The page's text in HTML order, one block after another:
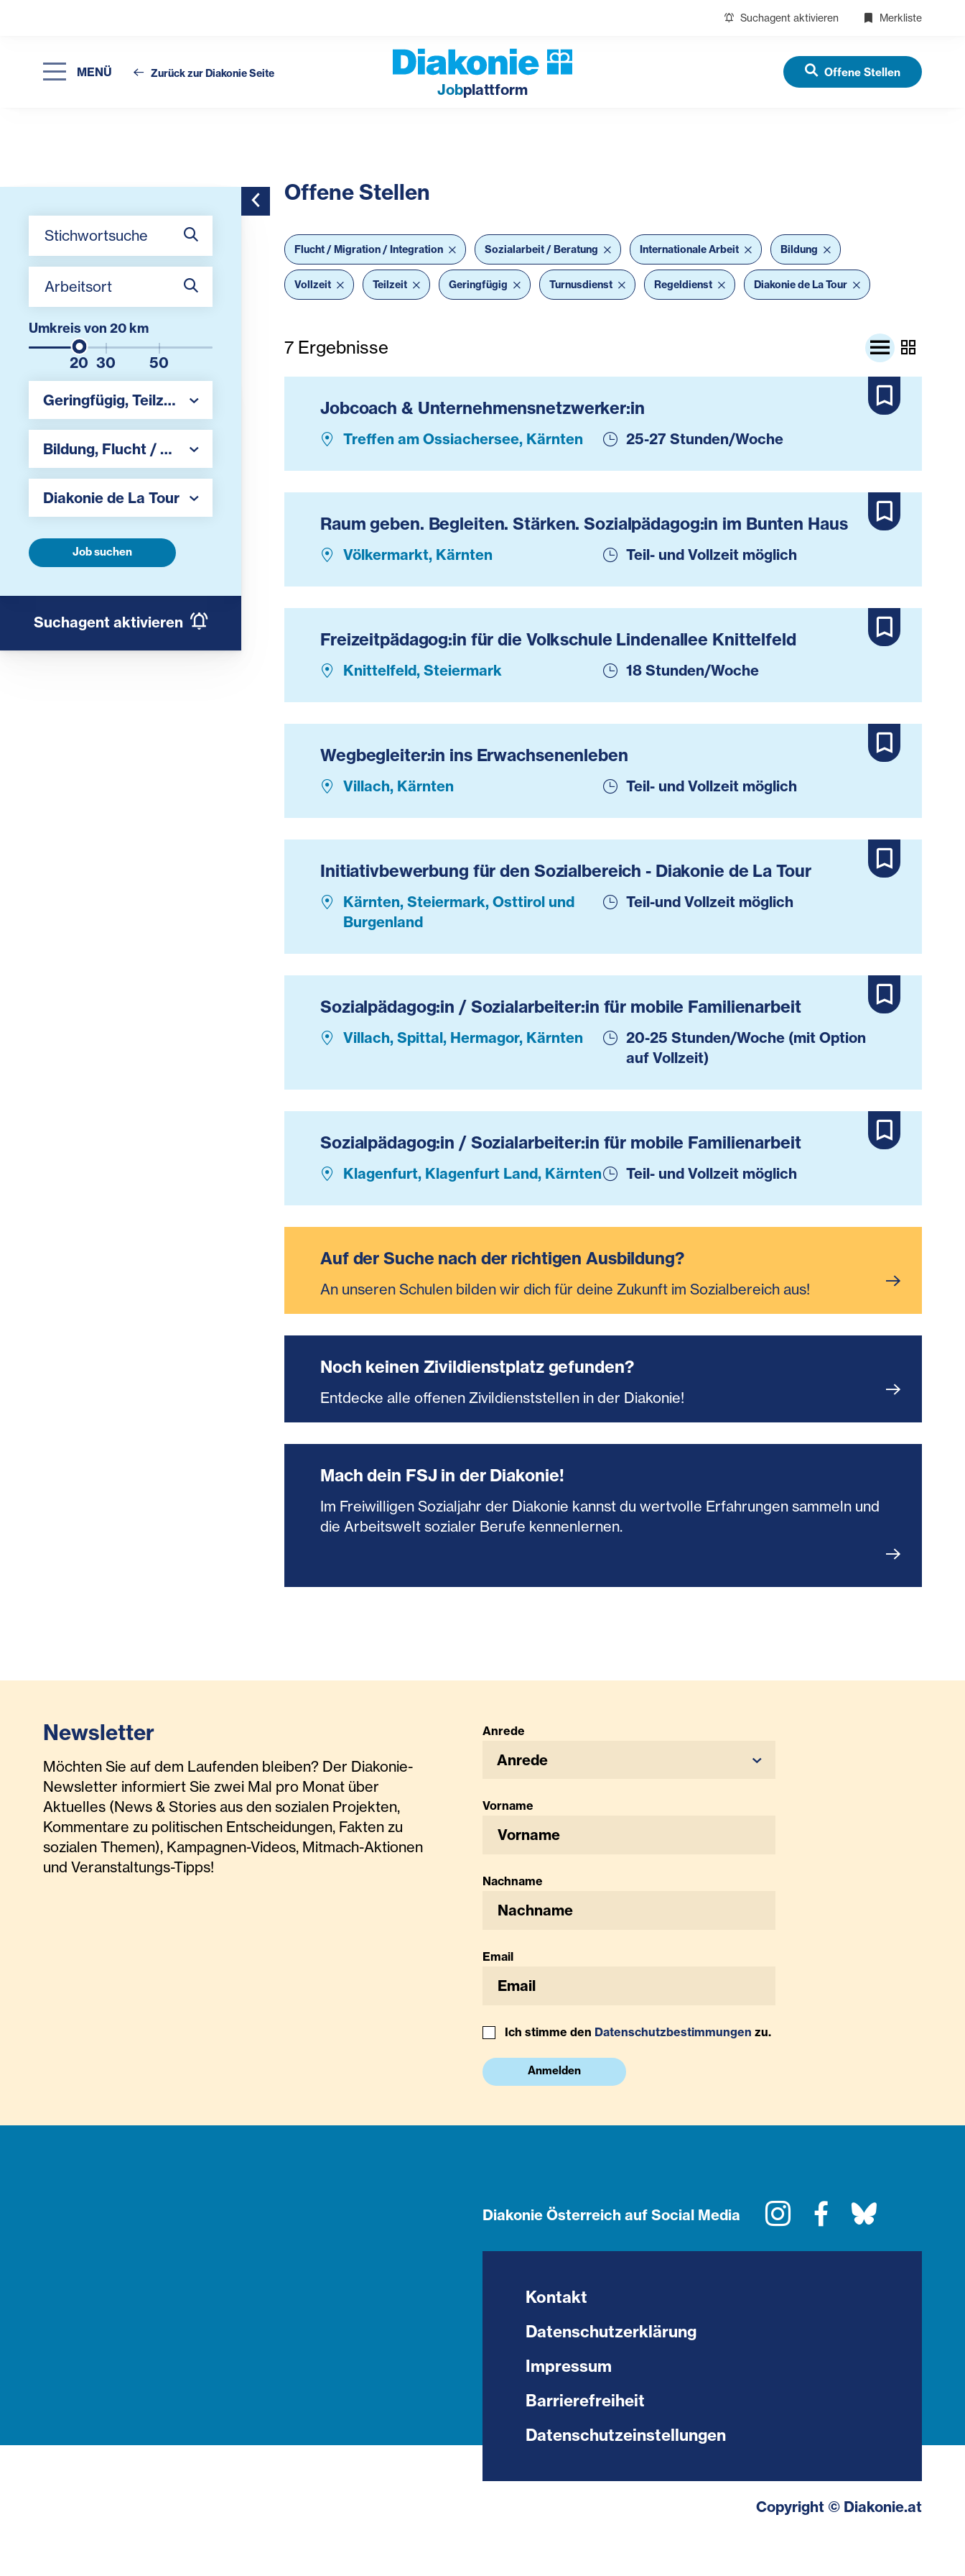
Suchagent aktivieren Merkliste
MENÜ Zurück zur Diakonie Seite
Jobplattform
Offene Stellen
Toggle Sidebar Filter
Umkreis von 20 km
20 30 50
Region auswählen
Geringfügig, Teilzeit Vollzeit
Region auswählen
Bildung, Flucht / Migration / Integration ,Internationale Arbeit,Sozialarbeit / Beratung
Arbeitgeber auswählen
Diakonie de La Tour
Job suchen
Suchagent aktivieren
Offene Stellen
Flucht / Migration / Integration Sozialarbeit / Beratung Internationale Arbeit Bildung
Vollzeit Teilzeit Geringfügig Turnusdienst Regeldienst Diakonie de La Tour
7 Ergebnisse
Jobcoach & Unternehmensnetzwerker:in
Treffen am Ossiachersee, Kärnten 25-27 Stunden/Woche
Raum geben. Begleiten. Stärken. Sozialpädagog:in im Bunten Haus
Völkermarkt, Kärnten Teil- und Vollzeit möglich
Freizeitpädagog:in für die Volkschule Lindenallee Knittelfeld
Knittelfeld, Steiermark 18 Stunden/Woche
Wegbegleiter:in ins Erwachsenenleben
Villach, Kärnten Teil- und Vollzeit möglich
Initiativbewerbung für den Sozialbereich - Diakonie de La Tour
Kärnten, Steiermark, Osttirol und
Burgenland
Teil-und Vollzeit möglich
Sozialpädagog:in / Sozialarbeiter:in für mobile Familienarbeit
Villach, Spittal, Hermagor, Kärnten
20-25 Stunden/Woche (mit Option
auf Vollzeit)
Sozialpädagog:in / Sozialarbeiter:in für mobile Familienarbeit
Klagenfurt, Klagenfurt Land, Kärnten Teil- und Vollzeit möglich
Auf der Suche nach der richtigen Ausbildung?
An unseren Schulen bilden wir dich für deine Zukunft im Sozialbereich aus!
Noch keinen Zivildienstplatz gefunden?
Entdecke alle offenen Zivildienststellen in der Diakonie!
Mach dein FSJ in der Diakonie!
Im Freiwilligen Sozialjahr der Diakonie kannst du wertvolle Erfahrungen sammeln und
die Arbeitswelt sozialer Berufe kennenlernen.
Newsletter
Möchten Sie auf dem Laufenden bleiben? Der Diakonie-
Newsletter informiert Sie zwei Mal pro Monat über
Aktuelles (News & Stories aus den sozialen Projekten,
Kommentare zu politischen Entscheidungen, Fakten zu
sozialen Themen), Kampagnen-Videos, Mitmach-Aktionen
und Veranstaltungs-Tipps!
Anrede
Anrede
Vorname
Nachname
Email
Ich stimme den Datenschutzbestimmungen zu.
Anmelden
Diakonie Österreich auf Social Media InstagramFacebook
Kontakt
Datenschutzerklärung
Impressum
Barrierefreiheit
Datenschutzeinstellungen
Copyright © Diakonie.at